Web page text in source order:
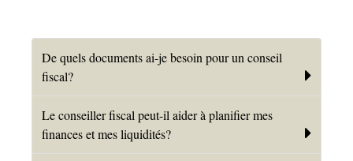
De quels documents ai-je besoin pour un conseil
fiscal?
Le conseiller fiscal peut-il aider à planifier mes
finances et mes liquidités?